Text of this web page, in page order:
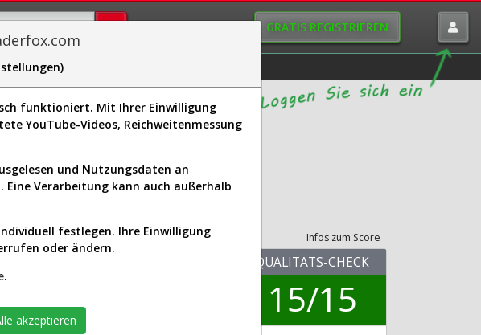
GRATIS REGISTRIEREN
Visualizations
V)
Infos zum Score
0,65 %
QUALITÄTS-CHECK
15/15
funktioniert. Mit Ihrer Einwilligung
YouTube-Videos, Reichweitenmessung
und Nutzungsdaten an
Verarbeitung kann auch außerhalb
festlegen. Ihre Einwilligung
oder ändern.
.
akzeptieren